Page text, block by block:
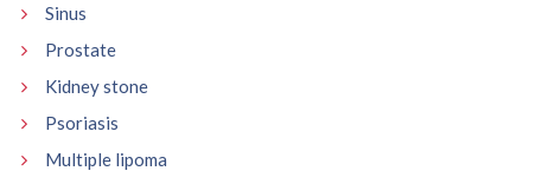
Sinus
Prostate
Kidney stone
Psoriasis
Multiple lipoma